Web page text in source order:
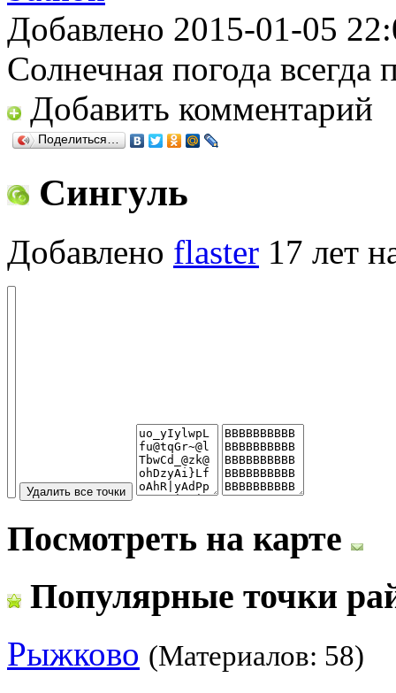
Добавлено 2015-01-05
Солнечная погода всегда
Добавить комментарий
Поделиться…
Сингуль
Добавлено flaster 17 лет
Посмотреть на карте
Популярные точки
Рыжково (Материалов: 58)